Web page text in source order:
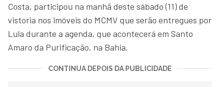
Costa, participou na manhã deste sábado (11) de
vistoria nos imóveis do MCMV que serão entregues por
Lula durante a agenda, que acontecerá em Santo
Amaro da Purificação, na Bahia.
CONTINUA DEPOIS DA PUBLICIDADE